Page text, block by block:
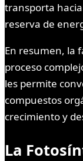
transporta
reserva de
En resumen, la
proceso
les permite
compuestos
crecimiento y
La